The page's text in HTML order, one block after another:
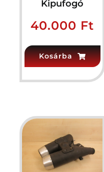
Kipufogó
40.000 Ft
Kosárba